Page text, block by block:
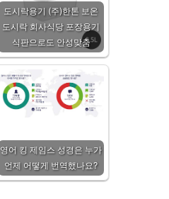
도시락용기 (주)한톤 보온
도시락 회사식당 포장용기
식판으로도 안성맞춤
영어 킹 제임스 성경은 누가
언제 어떻게 번역했나요?